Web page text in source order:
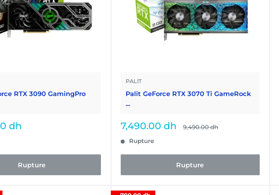
RTX 3090 GamingPro
dh
Rupture
PALIT
Palit GeForce RTX 3070 Ti GameRock
...
Prix
7,490.00 dh
Prix
normal
9,490.00 dh
Rupture
Rupture